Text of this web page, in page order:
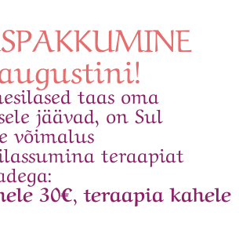
taas oma
jäävad, on Sul
võimalus
teraapiat
30€, teraapia kahele